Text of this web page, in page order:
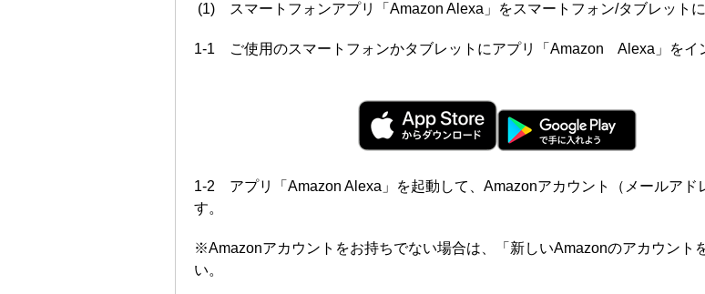
(1) スマートフォンアプリ「Amazon Alexa」をスマートフォン/タブレット
1-1 ご使用のスマートフォンかタブレットにアプリ「Amazon Alexa」をイ
1-2 アプリ「Amazon Alexa」を起動して、Amazonアカウント（メールア
す。
※Amazonアカウントをお持ちでない場合は、「新しいAmazonのアカウント
い。